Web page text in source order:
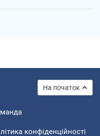
На початок
конфіденційності